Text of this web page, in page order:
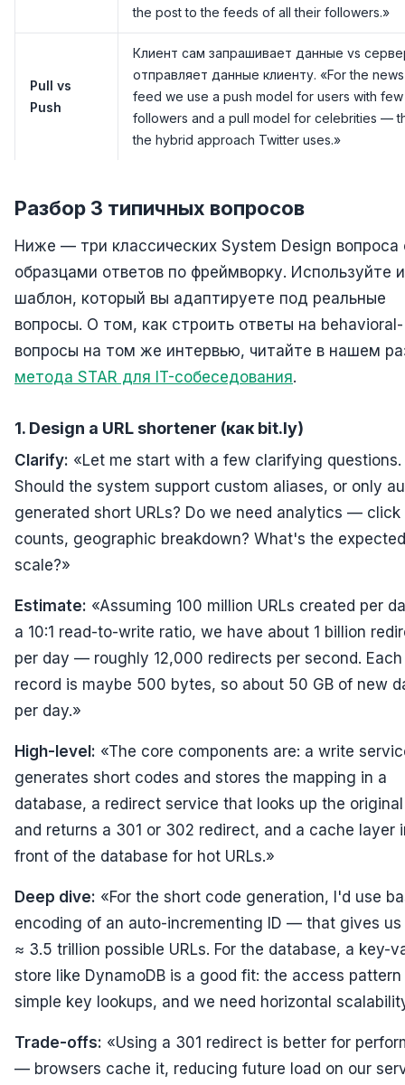
the post to the feeds of all their followers.»
Pull vs
Push
Клиент сам запрашивает данные vs
отправляет данные клиенту. «For the news
feed we use a push model for users with few
followers and a pull model for celebrities —
the hybrid approach Twitter uses.»
Разбор 3 типичных вопросов
Ниже — три классических System Design вопроса
образцами ответов по фреймворку. Используйте
шаблон, который вы адаптируете под реальные
вопросы. О том, как строить ответы на behavioral-
вопросы на том же интервью, читайте в нашем
метода STAR для IT-собеседования.
1. Design a URL shortener (как bit.ly)
Clarify: «Let me start with a few clarifying questions.
Should the system support custom aliases, or only
generated short URLs? Do we need analytics — click
counts, geographic breakdown? What's the expected
scale?»
Estimate: «Assuming 100 million URLs created per
a 10:1 read-to-write ratio, we have about 1 billion
per day — roughly 12,000 redirects per second. Each
record is maybe 500 bytes, so about 50 GB of new
per day.»
High-level: «The core components are: a write
generates short codes and stores the mapping in a
database, a redirect service that looks up the original
and returns a 301 or 302 redirect, and a cache layer
front of the database for hot URLs.»
Deep dive: «For the short code generation, I'd use
encoding of an auto-incrementing ID — that gives us
≈ 3.5 trillion possible URLs. For the database, a key-
store like DynamoDB is a good fit: the access pattern
simple key lookups, and we need horizontal
Trade-offs: «Using a 301 redirect is better for
— browsers cache it, reducing future load on our